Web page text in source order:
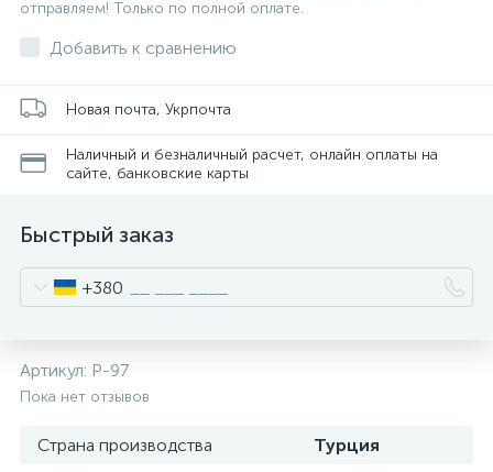
отправляем! Только по полной оплате.
Добавить к сравнению
Новая почта, Укрпочта
Наличный и безналичный расчет, онлайн оплаты на
сайте, банковские карты
Быстрый заказ
+380
Артикул: P-97
Пока нет отзывов
Страна производства
Турция